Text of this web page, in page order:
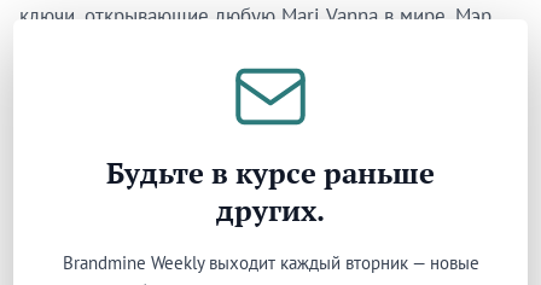
ключи, открывающие любую Mari Vanna в мире. Мэр
30-летие в лондонском заведении в 2012 году. Ключи
были предметами, но также и вопросом: может ли
Найтсбридже?
Экспансия сигнализировала о чём-то большем, чем
гостиничные амбиции. Бывший обувной производитель
Будьте в курсе раньше
других.
Brandmine Weekly выходит каждый вторник — новые